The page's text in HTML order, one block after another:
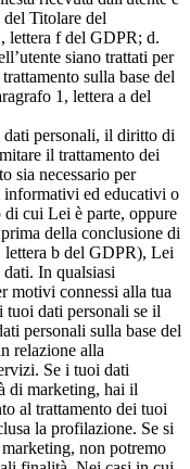
Titolare del
lettera f del GDPR; d.
siano trattati per
sulla base del
1, lettera a del
personali, il diritto di
il trattamento dei
sia necessario per
informativi ed educativi o
cui Lei è parte, oppure
della conclusione di
b del GDPR), Lei
In qualsiasi
motivi connessi alla tua
dati personali se il
personali sulla base del
relazione alla
Se i tuoi dati
di marketing, hai il
al trattamento dei tuoi
la profilazione. Se si
non potremo